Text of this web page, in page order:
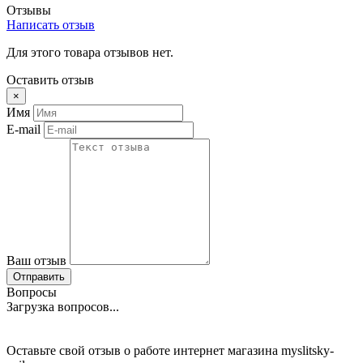
Отзывы
Написать отзыв
Для этого товара отзывов нет.
Оставить отзыв
×
Имя
E-mail
Ваш отзыв
Отправить
Вопросы
Загрузка вопросов...
Оставьте свой отзыв о работе интернет магазина myslitsky-